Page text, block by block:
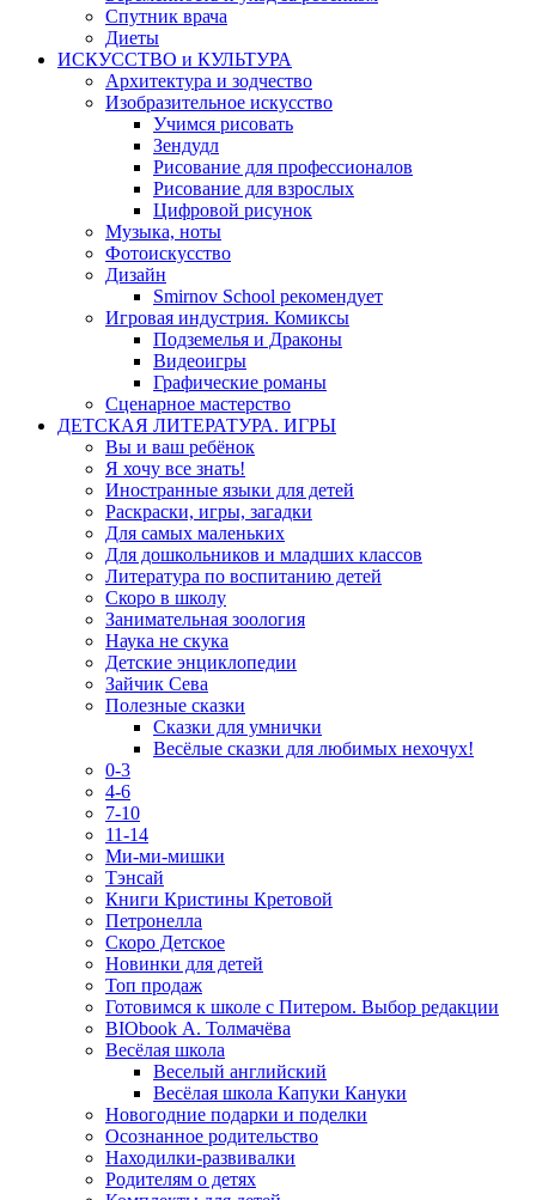
Спутник врача
Диеты
ИСКУССТВО и КУЛЬТУРА
Архитектура и зодчество
Изобразительное искусство
Учимся рисовать
Зендудл
Рисование для профессионалов
Рисование для взрослых
Цифровой рисунок
Музыка, ноты
Фотоискусство
Дизайн
Smirnov School рекомендует
Игровая индустрия. Комиксы
Подземелья и Драконы
Видеоигры
Графические романы
Сценарное мастерство
ДЕТСКАЯ ЛИТЕРАТУРА. ИГРЫ
Вы и ваш ребёнок
Я хочу все знать!
Иностранные языки для детей
Раскраски, игры, загадки
Для самых маленьких
Для дошкольников и младших классов
Литература по воспитанию детей
Скоро в школу
Занимательная зоология
Наука не скука
Детские энциклопедии
Зайчик Сева
Полезные сказки
Сказки для умнички
Весёлые сказки для любимых нехочух!
0-3
4-6
7-10
11-14
Ми-ми-мишки
Тэнсай
Книги Кристины Кретовой
Петронелла
Скоро Детское
Новинки для детей
Топ продаж
Готовимся к школе с Питером. Выбор редакции
BIObook А. Толмачёва
Весёлая школа
Веселый английский
Весёлая школа Капуки Кануки
Новогодние подарки и поделки
Осознанное родительство
Находилки-развивалки
Родителям о детях